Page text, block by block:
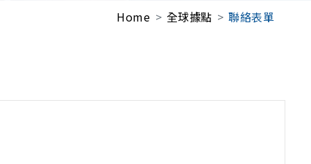
Home 全球據點 聯絡表單